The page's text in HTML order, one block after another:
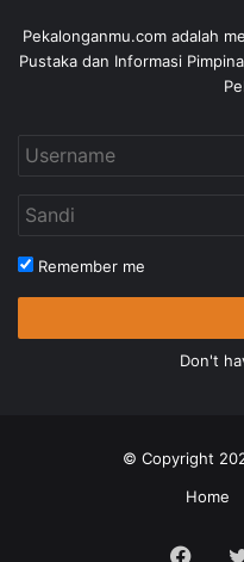
Pekalonganmu.com adalah
Pustaka dan Informasi
Remember me
Don't
© Copyright
Home